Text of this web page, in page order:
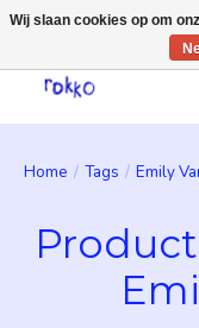
Home / Tags / Emily
Wij slaan cookies op om